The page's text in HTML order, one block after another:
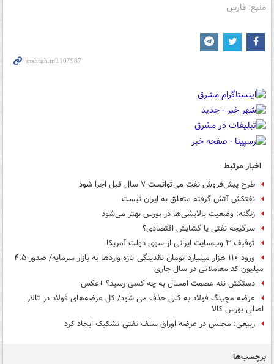
منبع: فارس
اخبار مرتبط
طرح پیش‌فروش نفت می‌توانست ۷ سال قبل اجرا شود
نفتکش آتش گرفته متعلق به ایران نیست
زنگنه: وضعیت پالایشی‌ها در بورس بهتر می‌شود
سرگیجه نفتی یا گشایش اقتصادی؟
توقیف ۳ وب‌سایت ایرانی از سوی دولت آمریکا
ورود ۱۱۰ هزار میلیارد تومان نقدینگی تازه واردها به بازار سرمایه/ صدور ۴.۵
میلیون کد معاملاتی در سال جاری
دستکش ننه عصمت امسال به چه کسی رسید؟ +عکس
عرضه مچینگ فولاد به کلی حذف می شود/ کل عرضه‌های فولاد در تالار
اصلی بورس کالا
ربیعی: مجلس در عرضه اوراق سلف نفتی تشکیک ایجاد کرد
برچسب‌ها